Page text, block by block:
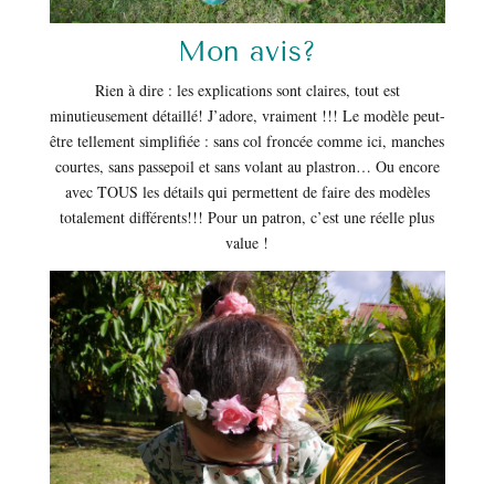
Mon avis?
Rien à dire : les explications sont claires, tout est
minutieusement détaillé! J’adore, vraiment !!! Le modèle peut-
être tellement simplifiée : sans col froncée comme ici, manches
courtes, sans passepoil et sans volant au plastron… Ou encore
avec TOUS les détails qui permettent de faire des modèles
totalement différents!!! Pour un patron, c’est une réelle plus
value !